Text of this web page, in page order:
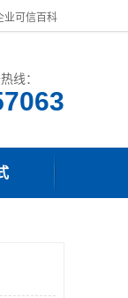
业可信百科
线：